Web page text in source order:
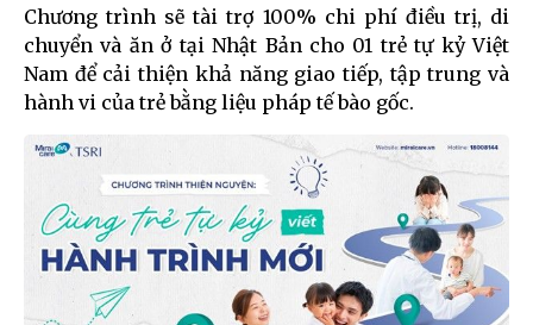
Chương trình sẽ tài trợ 100% chi phí điều trị, di
chuyển và ăn ở tại Nhật Bản cho 01 trẻ tự kỷ Việt
Nam để cải thiện khả năng giao tiếp, tập trung và
hành vi của trẻ bằng liệu pháp tế bào gốc.